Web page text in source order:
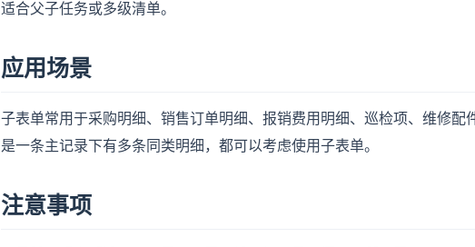
适合父子任务或多级清单。
应用场景
子表单常用于采购明细、销售订单明细、报销费用明细、巡检项、维修
是一条主记录下有多条同类明细，都可以考虑使用子表单。
注意事项